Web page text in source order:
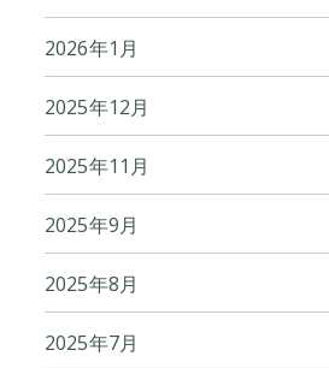
2026年1月
2025年12月
2025年11月
2025年9月
2025年8月
2025年7月